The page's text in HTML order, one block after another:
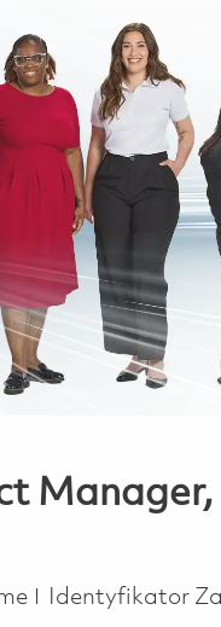
Manager,
Identyfikator